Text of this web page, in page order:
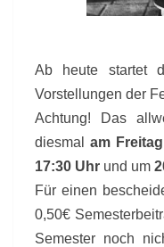
Ab heute startet
Vorstellungen der
Achtung! Das
diesmalam
17:30 Uhr und um
Für einen
0,50€
Semester noch